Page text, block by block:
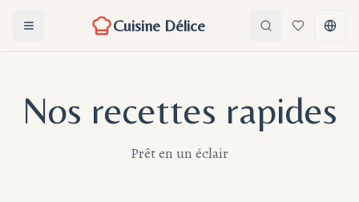
Ouvrir le menu Cuisine Délice SearchFavoris
Nos recettes rapides
Prêt en un éclair